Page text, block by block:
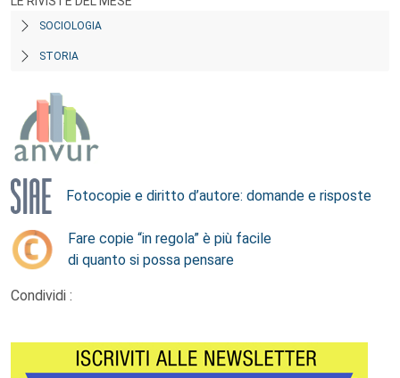
SOCIOLOGIA
STORIA
Fotocopie e diritto d’autore: domande e risposte
Fare copie “in regola” è più facile
di quanto si possa pensare
Condividi :